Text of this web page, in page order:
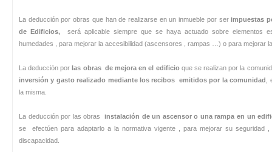
La deducción por obras que han de realizarse en un inmueble por serimpuestas
de Edificios,
será aplicable siempre que se haya actuado sobre elementos
humedades , para mejorar la accesibilidad (ascensores , rampas …) o para mejorar
La deducción porlas obras de mejora en el edificioque se realizan por la
inversión y gasto realizado mediante los recibos emitidos por la comunidad
la misma.
La deducción por las obrasinstalación de un ascensor o una rampa en un
se efectúen para adaptarlo a la normativa vigente , para mejorar su seguridad
discapacidad.